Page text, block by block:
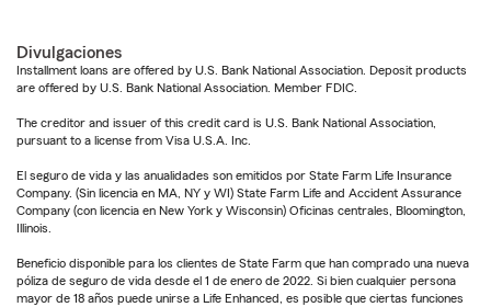
Divulgaciones
Installment loans are offered by U.S. Bank National Association. Deposit products
are offered by U.S. Bank National Association. Member FDIC.
The creditor and issuer of this credit card is U.S. Bank National Association,
pursuant to a license from Visa U.S.A. Inc.
El seguro de vida y las anualidades son emitidos por State Farm Life Insurance
Company. (Sin licencia en MA, NY y WI) State Farm Life and Accident Assurance
Company (con licencia en New York y Wisconsin) Oficinas centrales, Bloomington,
Illinois.
Beneficio disponible para los clientes de State Farm que han comprado una nueva
póliza de seguro de vida desde el 1 de enero de 2022. Si bien cualquier persona
mayor de 18 años puede unirse a Life Enhanced, es posible que ciertas funciones